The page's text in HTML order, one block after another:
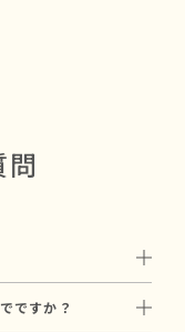
婚スタイルのプラン
ですか？